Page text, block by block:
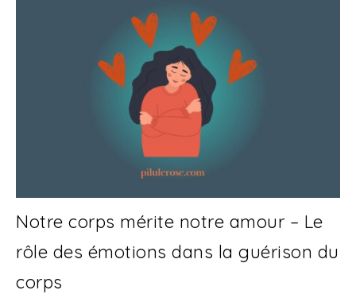
Notre corps mérite notre amour – Le
rôle des émotions dans la guérison du
corps